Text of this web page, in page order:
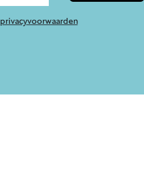
privacyvoorwaarden